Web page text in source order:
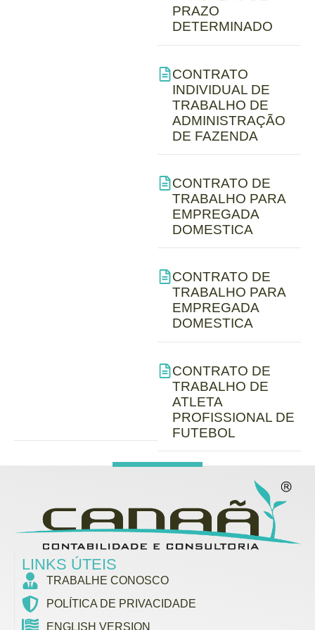
PRAZO
DETERMINADO
CONTRATO
INDIVIDUAL DE
TRABALHO DE
ADMINISTRAÇÃO
DE FAZENDA
CONTRATO DE
TRABALHO PARA
EMPREGADA
DOMESTICA
CONTRATO DE
TRABALHO PARA
EMPREGADA
DOMESTICA
CONTRATO DE
TRABALHO DE
ATLETA
PROFISSIONAL DE
FUTEBOL
LINKS ÚTEIS
TRABALHE CONOSCO
POLÍTICA DE PRIVACIDADE
ENGLISH VERSION